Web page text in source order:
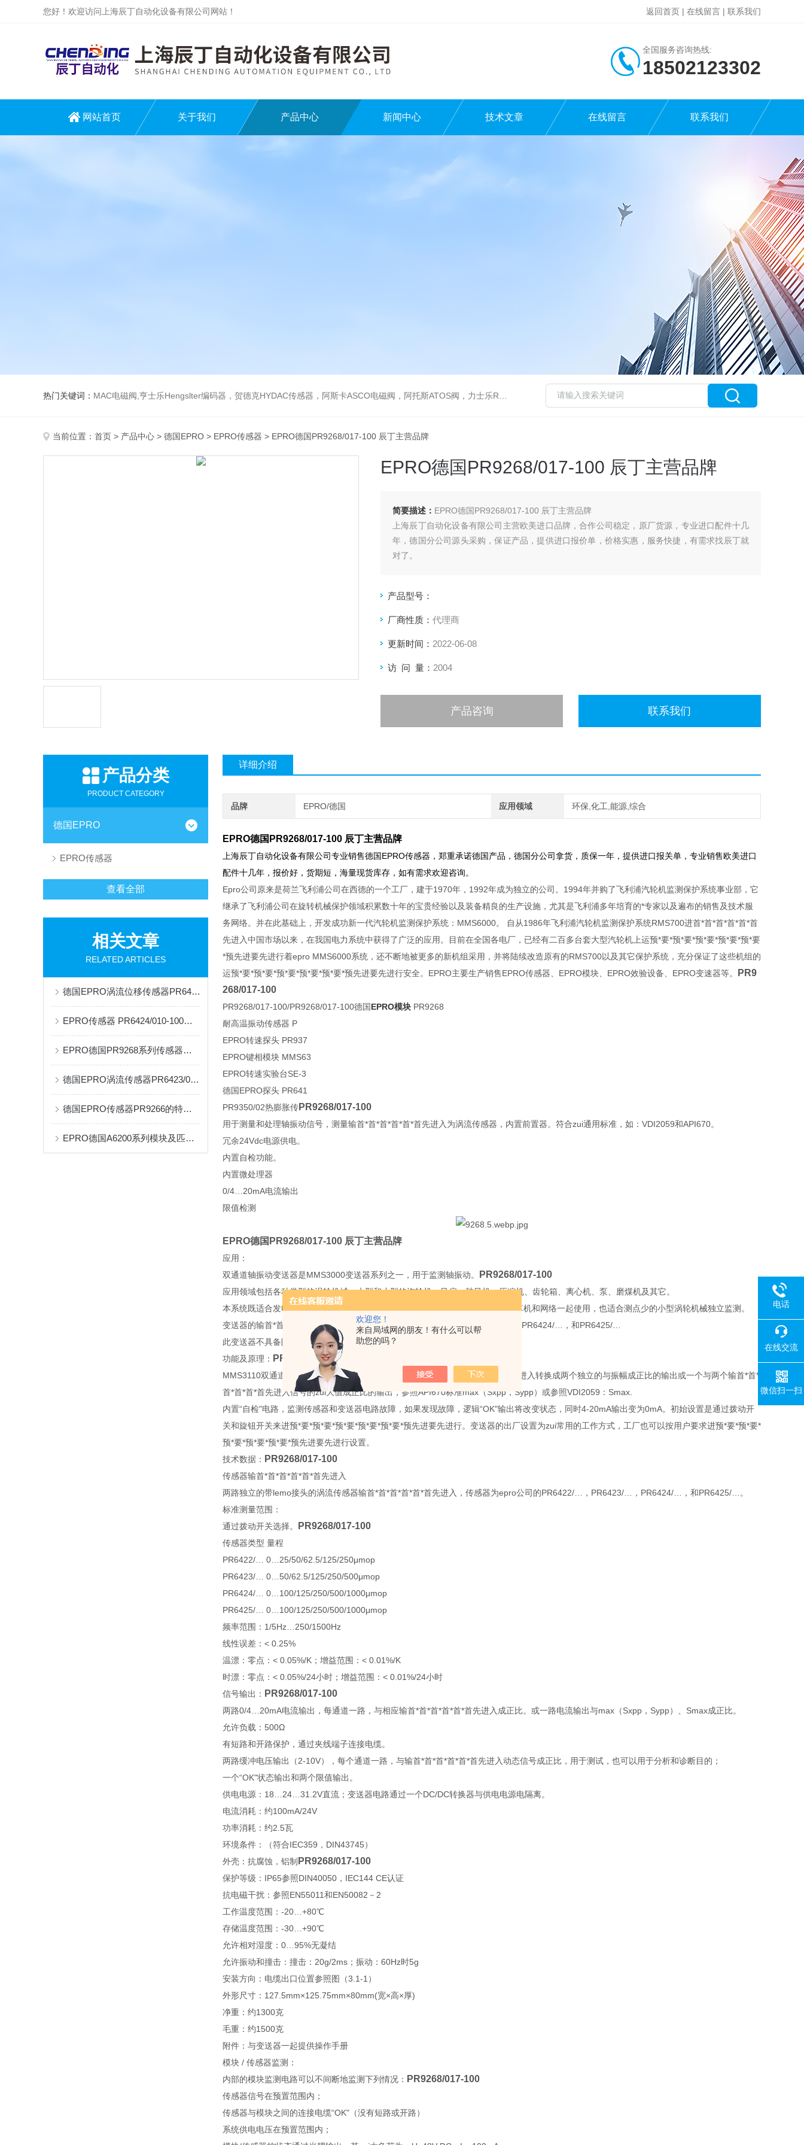
欢迎您！
来自局域网的朋友！有什么可以帮
助您的吗？
您好！欢迎访问上海辰丁自动化设备有限公司网站！ 返回首页 | 在线留言 | 联系我们
全国服务咨询热线:
18502123302
网站首页 关于我们 产品中心 新闻中心 技术文章 在线留言 联系我们
热门关键词： MAC电磁阀,亨士乐Hengslter编码器，贺德克HYDAC传感器，阿斯卡ASCO电磁阀，阿托斯ATOS阀，力士乐Rexroth泵，爱普EPRO传感器，穆格MOOG伺服阀，宝德BURKERT电磁阀，倍加福P F传感器
当前位置： 首页 > 产品中心 > 德国EPRO > EPRO传感器 > EPRO德国PR9268/017-100 辰丁主营品牌
EPRO德国PR9268/017-100 辰丁主营品牌
简要描述： EPRO德国PR9268/017-100 辰丁主营品牌
上海辰丁自动化设备有限公司主营欧美进口品牌，合作公司稳定，原厂货源，专业进口配件十几
年，德国分公司源头采购，保证产品，提供进口报价单，价格实惠，服务快捷，有需求找辰丁就
对了。
产品型号：
厂商性质： 代理商
更新时间： 2022-06-08
访 问 量： 2004
产品咨询 联系我们
产品分类
PRODUCT CATEGORY
德国EPRO
EPRO传感器
查看全部
相关文章
RELATED ARTICLES
德国EPRO涡流位移传感器PR6423系列的使用及工作原理
EPRO传感器 PR6424/010-100的应用及原理
EPRO德国PR9268系列传感器的原理及应用
德国EPRO涡流传感器PR6423/001-010的应用及特色
德国EPRO传感器PR9266的特色与应用
EPRO德国A6200系列模块及匹配介绍
详细介绍
品牌 EPRO/德国 应用领域 环保,化工,能源,综合
EPRO德国PR9268/017-100 辰丁主营品牌
上海辰丁自动化设备有限公司专业销售德国EPRO传感器，郑重承诺德国产品，德国分公司拿货，质保一年，提供进口报关单，专业销售欧美进口
配件十几年，报价好，货期短，海量现货库存，如有需求欢迎咨询。
Epro公司原来是荷兰飞利浦公司在西德的一个工厂，建于1970年，1992年成为独立的公司。1994年并购了飞利浦汽轮机监测保护系统事业部，它
继承了飞利浦公司在旋转机械保护领域积累数十年的宝贵经验以及装备精良的生产设施，尤其是飞利浦多年培育的*专家以及遍布的销售及技术服
务网络。并在此基础上，开发成功新一代汽轮机监测保护系统：MMS6000。 自从1986年飞利浦汽轮机监测保护系统RMS700进首*首*首*首*首*首
先进入中国市场以来，在我国电力系统中获得了广泛的应用。目前在全国各电厂，已经有二百多台套大型汽轮机上运预*要*预*要*预*要*预*要*预*要
*预先进要先进行着epro MMS6000系统，还不断地被更多的新机组采用，并将陆续改造原有的RMS700以及其它保护系统，充分保证了这些机组的
运预*要*预*要*预*要*预*要*预*要*预先进要先进行安全。EPRO主要生产销售EPRO传感器、EPRO模块、EPRO效验设备、EPRO变速器等。
PR9
268/017-100
PR9268/017-100/PR9268/017-100德国EPRO模块 PR9268
耐高温振动传感器 P
EPRO转速探头 PR937
EPRO键相模块 MMS63
EPRO转速实验台SE-3
德国EPRO探头 PR641
PR9350/02热膨胀传PR9268/017-100
用于测量和处理轴振动信号，测量输首*首*首*首*首*首先进入为涡流传感器，内置前置器。符合zui通用标准，如：VDI2059和API670。
冗余24Vdc电源供电。
内置自检功能。
内置微处理器
0/4…20mA电流输出
限值检测
EPRO德国PR9268/017-100 辰丁主营品牌
应用：
双通道轴振动变送器是MMS3000变送器系列之一，用于监测轴振动。
PR9268/017-100
应用领域包括各种类型的涡轮机械，大型和小型的汽轮机、风扇、鼓风机、压缩机、齿轮箱、离心机、泵、磨煤机及其它。
本系统既适合发电厂、炼油厂、化工厂的大型设备，结合现场总线和PLC、主计算机和网络一起使用，也适合测点少的小型涡轮机械独立监测。
变送器的输首*首*首*首*首*首先进入为epro涡流传感器PR6422/…，PR6423/…，PR6424/…，和PR6425/…
此变送器不具备防爆功能。PR9268/017-100德国
功能及原理： PR9268/017-100
MMS3110双通道轴振动变送器将两个独立的涡流传感器的输首*首*首*首*首*首先进入转换成两个独立的与振幅成正比的输出或一个与两个输首*首*
首*首*首*首先进入信号的zui大值成正比的输出，参照API670标准max（Sxpp，Sypp）或参照VDI2059：Smax.
内置“自检"电路，监测传感器和变送器电路故障，如果发现故障，逻辑“OK"输出将改变状态，同时4-20mA输出变为0mA。初始设置是通过拨动开
关和旋钮开关来进预*要*预*要*预*要*预*要*预*要*预先进要先进行。变送器的出厂设置为zui常用的工作方式，工厂也可以按用户要求进预*要*预*要*
预*要*预*要*预*要*预先进要先进行设置。
技术数据： PR9268/017-100
传感器输首*首*首*首*首*首先进入
两路独立的带lemo接头的涡流传感器输首*首*首*首*首*首先进入，传感器为epro公司的PR6422/…，PR6423/…，PR6424/…，和PR6425/…。
标准测量范围：
通过拨动开关选择。
PR9268/017-100
传感器类型 量程
PR6422/… 0…25/50/62.5/125/250μmop
PR6423/… 0…50/62.5/125/250/500μmop
PR6424/… 0…100/125/250/500/1000μmop
PR6425/… 0…100/125/250/500/1000μmop
频率范围：1/5Hz…250/1500Hz
线性误差：< 0.25%
温漂：零点：< 0.05%/K；增益范围：< 0.01%/K
时漂：零点：< 0.05%/24小时；增益范围：< 0.01%/24小时
信号输出： PR9268/017-100
两路0/4…20mA电流输出，每通道一路，与相应输首*首*首*首*首*首先进入成正比。或一路电流输出与max（Sxpp，Sypp）、Smax成正比。
允许负载：500Ω
有短路和开路保护，通过夹线端子连接电缆。
两路缓冲电压输出（2-10V），每个通道一路，与输首*首*首*首*首*首先进入动态信号成正比，用于测试，也可以用于分析和诊断目的；
一个“OK"状态输出和两个限值输出。
供电电源：18…24…31.2V直流；变送器电路通过一个DC/DC转换器与供电电源电隔离。
电流消耗：约100mA/24V
功率消耗：约2.5瓦
环境条件：（符合IEC359，DIN43745）
外壳：抗腐蚀，铝制 PR9268/017-100
保护等级：IP65参照DIN40050，IEC144 CE认证
抗电磁干扰：参照EN55011和EN50082－2
工作温度范围：-20…+80℃
存储温度范围：-30…+90℃
允许相对湿度：0…95%无凝结
允许振动和撞击：撞击：20g/2ms；振动：60Hz时5g
安装方向：电缆出口位置参照图（3.1-1）
外形尺寸：127.5mm×125.75mm×80mm(宽×高×厚)
净重：约1300克
毛重：约1500克
附件：与变送器一起提供操作手册
模块 / 传感器监测：
内部的模块监测电路可以不间断地监测下列情况： PR9268/017-100
传感器信号在预置范围内；
传感器与模块之间的连接电缆“OK"（没有短路或开路）
系统供电电压在预置范围内；
电话
在线交流
微信扫一扫